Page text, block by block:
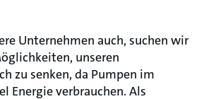
Unternehmen auch, suchen wir
unseren
zu senken, da Pumpen im
Energie verbrauchen. Als